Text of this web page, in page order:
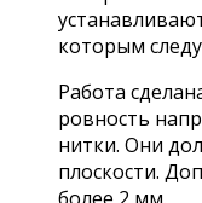
которым
Работа
ровность
нитки. Они
плоскости.